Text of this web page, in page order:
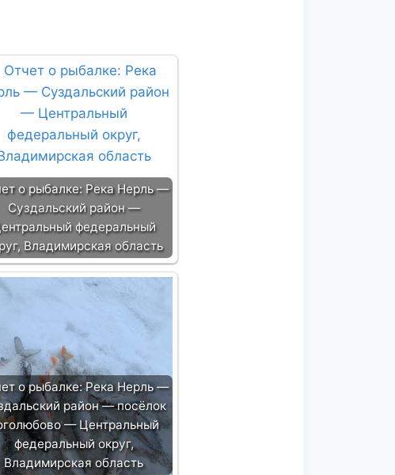
о рыбалке: Река Нерль —
Суздальский район —
федеральный
Владимирская область
о рыбалке: Река Нерль —
район — посёлок
— Центральный
федеральный округ,
Владимирская область